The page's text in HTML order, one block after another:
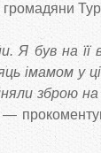
громадяни
Я був на її
імамом у
зброю
—